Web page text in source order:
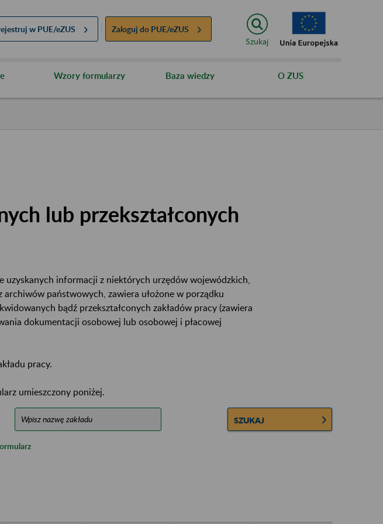
w PUE/eZUS Zaloguj do PUE/eZUS
Szukaj
Wzory formularzy Baza wiedzy O ZUS
lub przekształconych
uzyskanych informacji z niektórych urzędów wojewódzkich,
państwowych, zawiera ułożone w porządku
bądź przekształconych zakładów pracy (zawiera
dokumentacji osobowej lub osobowej i płacowej
pracy.
umieszczony poniżej.
SZUKAJ